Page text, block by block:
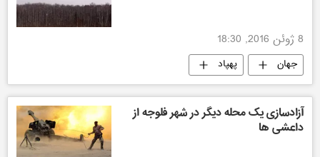
8 ژوئن 2016, 18:30
جهان پهپاد
آزادسازی یک محله دیگر در شهر فلوجه از
داعشی ها